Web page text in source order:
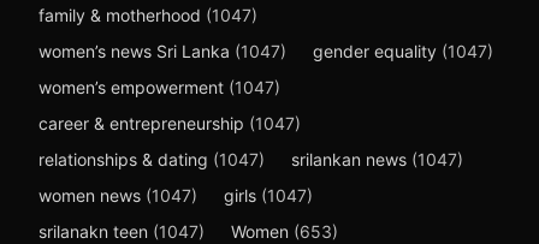
family & motherhood (1047)
women’s news Sri Lanka (1047) gender equality (1047)
women’s empowerment (1047)
career & entrepreneurship (1047)
relationships & dating (1047) srilankan news (1047)
women news (1047) girls (1047)
srilanakn teen (1047) Women (653)